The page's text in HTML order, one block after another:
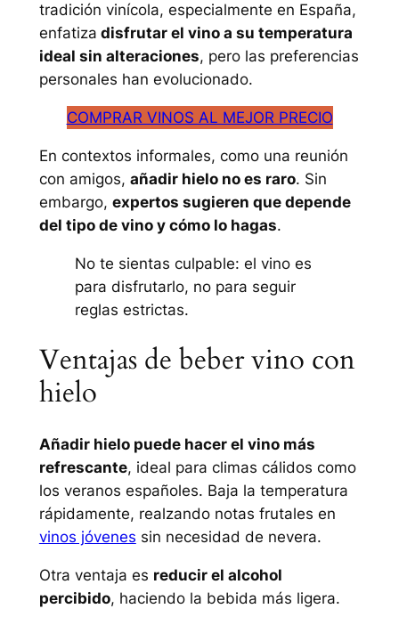
tradición vinícola, especialmente en España,
enfatiza disfrutar el vino a su temperatura
ideal sin alteraciones, pero las preferencias
personales han evolucionado.
COMPRAR VINOS AL MEJOR PRECIO
En contextos informales, como una reunión
con amigos, añadir hielo no es raro. Sin
embargo, expertos sugieren que depende
del tipo de vino y cómo lo hagas.
No te sientas culpable: el vino es
para disfrutarlo, no para seguir
reglas estrictas.
Ventajas de beber vino con
hielo
Añadir hielo puede hacer el vino más
refrescante, ideal para climas cálidos como
los veranos españoles. Baja la temperatura
rápidamente, realzando notas frutales en
vinos jóvenes sin necesidad de nevera.
Otra ventaja es reducir el alcohol
percibido, haciendo la bebida más ligera.